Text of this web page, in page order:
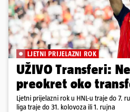
LJETNI PRIJELAZNI ROK
UŽIVO Transferi:
preokret oko
Ljetni prijelazni rok u HNL-u traje do 7.
liga traje do 31. kolovoza ili 1. rujna